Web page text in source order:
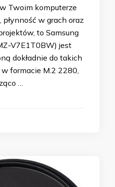
Twoim komputerze
płynność w grach oraz
to Samsung
V7E1T0BW) jest
dokładnie do takich
formacie M.2 2280,
…